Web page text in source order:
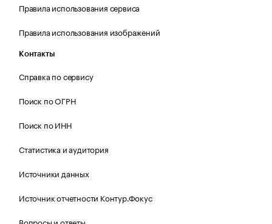
Правила использования сервиса
Правила использования изображений
Контакты
Справка по сервису
Поиск по ОГРН
Поиск по ИНН
Статистика и аудитория
Источники данных
Источник отчетности Контур.Фокус